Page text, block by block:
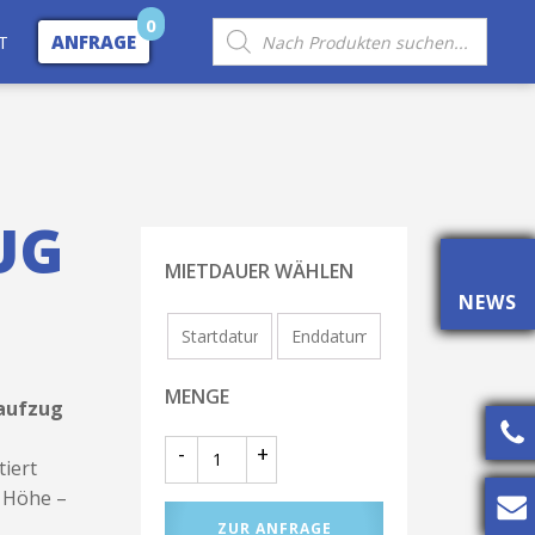
ANFRAGE
0
Products
search
–
MIETDAUER WÄHLEN
MENGE
- +
ZUR ANFRAGE
NEWS